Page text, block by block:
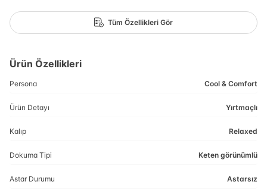
Tüm Özellikleri Gör
Ürün Özellikleri
Persona Cool & Comfort
Ürün Detayı Yırtmaçlı
Kalıp Relaxed
Dokuma Tipi Keten görünümlü
Astar Durumu Astarsız